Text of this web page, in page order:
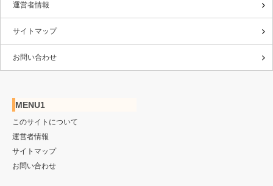
運営者情報
サイトマップ
お問い合わせ
MENU1
このサイトについて
運営者情報
サイトマップ
お問い合わせ